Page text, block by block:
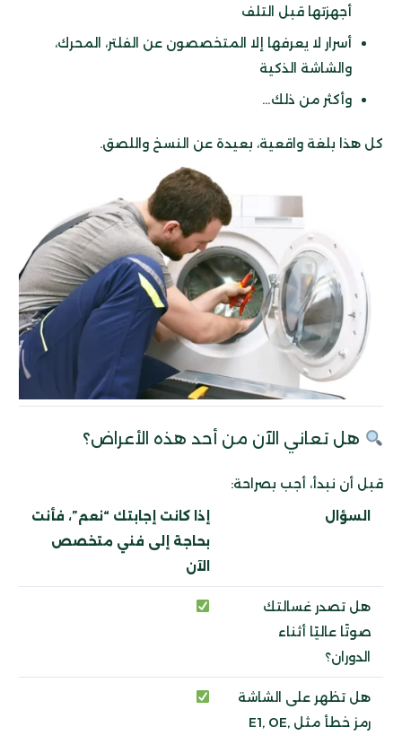
أجهزتها قبل التلف
أسرار لا يعرفها إلا المتخصصون عن الفلتر، المحرك،
والشاشة الذكية
وأكثر من ذلك…
كل هذا بلغة واقعية، بعيدة عن النسخ واللصق.
هل تعاني الآن من أحد هذه الأعراض؟
قبل أن نبدأ، أجب بصراحة:
السؤال
إذا كانت إجابتك “نعم”، فأنت
بحاجة إلى فني متخصص
الآن
هل تصدر غسالتك
صوتًا عاليًا أثناء
الدوران؟
هل تظهر على الشاشة
رمز خطأ مثل E1, OE,